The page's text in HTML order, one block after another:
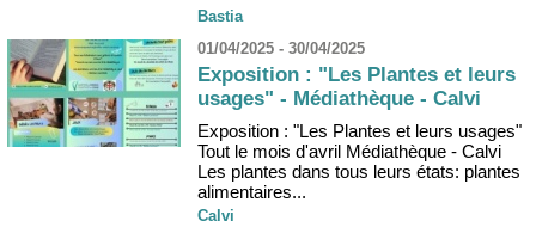
Bastia
01/04/2025 - 30/04/2025
Exposition : "Les Plantes et leurs
usages" - Médiathèque - Calvi
Exposition : "Les Plantes et leurs usages"
Tout le mois d'avril Médiathèque - Calvi
Les plantes dans tous leurs états: plantes
alimentaires...
Calvi